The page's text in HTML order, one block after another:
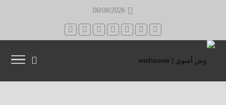
08/08/2026